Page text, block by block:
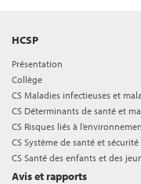
HCSP
Présentation
Collège
CS Maladies infectieuses et
CS Déterminants de santé et
CS Risques liés à
CS Système de santé et
CS Santé des enfants et des
Avis et rapports